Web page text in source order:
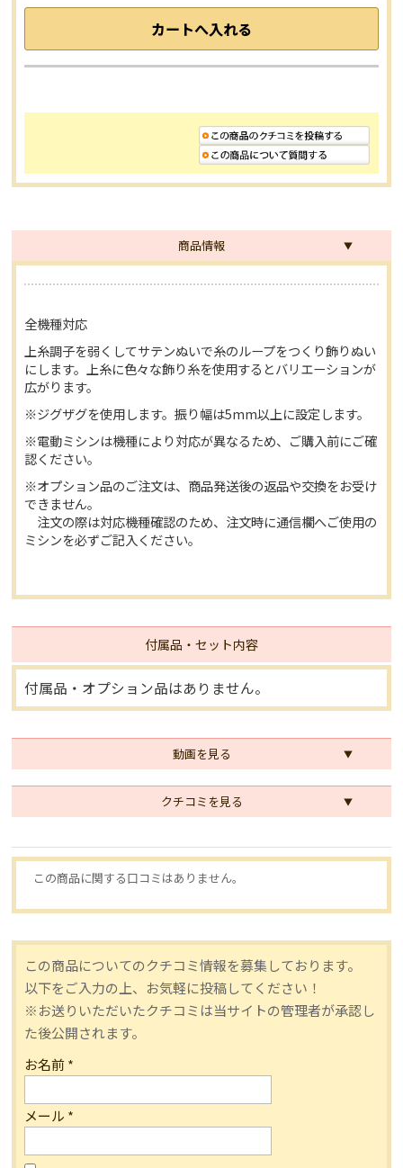
商品情報
全機種対応
上糸調子を弱くしてサテンぬいで糸のループをつくり飾りぬい
にします。上糸に色々な飾り糸を使用するとバリエーションが
広がります。
※ジグザグを使用します。振り幅は5mm以上に設定します。
※電動ミシンは機種により対応が異なるため、ご購入前にご確
認ください。
※オプション品のご注文は、商品発送後の返品や交換をお受け
できません。
注文の際は対応機種確認のため、注文時に通信欄へご使用の
ミシンを必ずご記入ください。
付属品・セット内容
付属品・オプション品はありません。
動画を見る
クチコミを見る
この商品に関する口コミはありません。
この商品についてのクチコミ情報を募集しております。
以下をご入力の上、お気軽に投稿してください！
※お送りいただいたクチコミは当サイトの管理者が承認し
た後公開されます。
お名前*
メール *